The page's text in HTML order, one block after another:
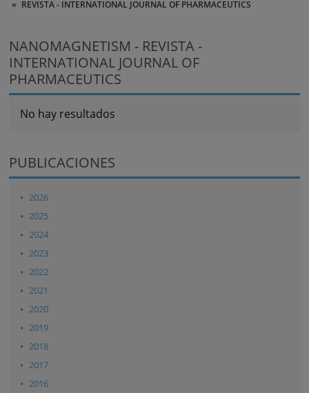
REVISTA - INTERNATIONAL JOURNAL OF PHARMACEUTICS
NANOMAGNETISM - REVISTA -
INTERNATIONAL JOURNAL OF
PHARMACEUTICS
No hay resultados
PUBLICACIONES
2026
2025
2024
2023
2022
2021
2020
2019
2018
2017
2016